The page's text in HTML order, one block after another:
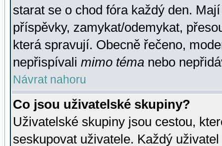
starat se o chod fóra každý den.
příspěvky, zamykat/odemykat,
která spravují. Obecně řečeno,
nepřispívali mimo téma nebo
Návrat nahoru
Co jsou uživatelské skupiny?
Uživatelské skupiny jsou cestou,
seskupovat uživatele. Každý